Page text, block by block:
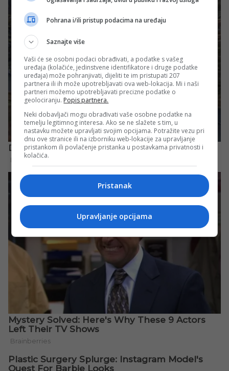
Pohrana i/ili pristup podacima na uređaju
Saznajte više
Vaši će se osobni podaci obrađivati, a podatke s vašeg
uređaja (kolačiće, jedinstvene identifikatore i druge podatke
uređaja) može pohranjivati, dijeliti te im pristupati 207
partnera ili ih može upotrebljavati ova web-lokacija. Mi i naši
partneri možemo upotrebljavati precizne podatke o
geolociranju. Popis partnera.
Neki dobavljači mogu obrađivati vaše osobne podatke na
temelju legitimnog interesa. Ako se ne slažete s tim, u
nastavku možete upravljati svojim opcijama. Potražite vezu pri
dnu ove stranice ili na izborniku web-lokacije za upravljanje
pristankom ili povlačenje pristanka u postavkama privatnosti i
kolačića.
Pristanak
Upravljanje opcijama